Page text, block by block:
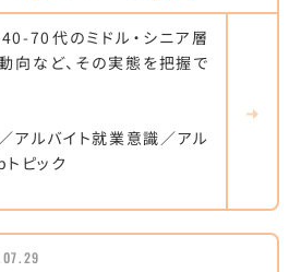
70代のミドル・シニア層
向など、その実態を把握で
アルバイト就業意識／アル
ピック